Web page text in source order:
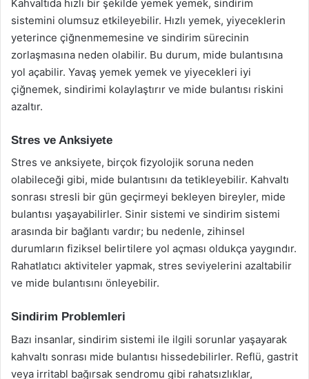
Kahvaltıda hızlı bir şekilde yemek yemek, sindirim
sistemini olumsuz etkileyebilir. Hızlı yemek, yiyeceklerin
yeterince çiğnenmemesine ve sindirim sürecinin
zorlaşmasına neden olabilir. Bu durum, mide bulantısına
yol açabilir. Yavaş yemek yemek ve yiyecekleri iyi
çiğnemek, sindirimi kolaylaştırır ve mide bulantısı riskini
azaltır.
Stres ve Anksiyete
Stres ve anksiyete, birçok fizyolojik soruna neden
olabileceği gibi, mide bulantısını da tetikleyebilir. Kahvaltı
sonrası stresli bir gün geçirmeyi bekleyen bireyler, mide
bulantısı yaşayabilirler. Sinir sistemi ve sindirim sistemi
arasında bir bağlantı vardır; bu nedenle, zihinsel
durumların fiziksel belirtilere yol açması oldukça yaygındır.
Rahatlatıcı aktiviteler yapmak, stres seviyelerini azaltabilir
ve mide bulantısını önleyebilir.
Sindirim Problemleri
Bazı insanlar, sindirim sistemi ile ilgili sorunlar yaşayarak
kahvaltı sonrası mide bulantısı hissedebilirler. Reflü, gastrit
veya irritabl bağırsak sendromu gibi rahatsızlıklar,